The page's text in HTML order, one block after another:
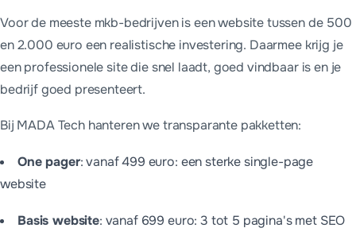
Voor de meeste mkb-bedrijven is een website tussen de 500
en 2.000 euro een realistische investering. Daarmee krijg je
een professionele site die snel laadt, goed vindbaar is en je
bedrijf goed presenteert.
Bij MADA Tech hanteren we transparante pakketten:
One pager:vanaf 499 euro: een sterke single-page
website
Basis website: vanaf 699 euro: 3 tot 5 pagina's met SEO